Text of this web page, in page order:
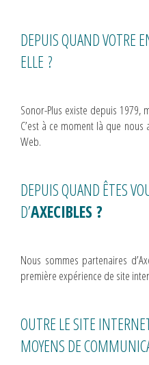
DEPUIS QUAND VOTRE
ELLE ?
Sonor-Plus existe depuis 1979,
C’est à ce moment là que
Web.
DEPUIS QUAND ÊTES
D’AXECIBLES ?
Nous sommes partenaires
première expérience de site
OUTRE LE SITE
MOYENS DE